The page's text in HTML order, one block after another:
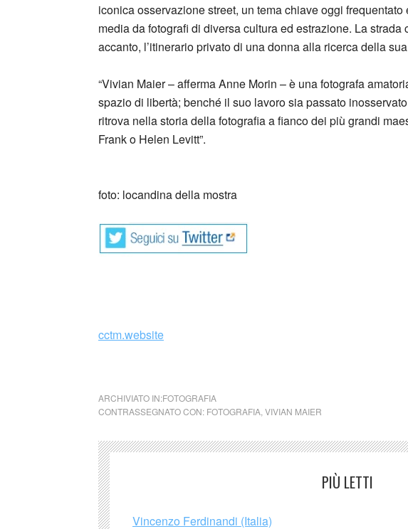
iconica osservazione street, un tema chiave oggi
media da fotografi di diversa cultura ed estrazione. La
accanto, l’itinerario privato di una donna alla ricerca della
“Vivian Maier – afferma Anne Morin – è una fotografa
spazio di libertà; benché il suo lavoro sia passato
ritrova nella storia della fotografia a fianco dei più grandi
Frank o Helen Levitt”.
foto: locandina della mostra
cctm.website
ARCHIVIATO IN:FOTOGRAFIA
CONTRASSEGNATO CON: FOTOGRAFIA VIVIAN MAIER
PIÙ LETTI
Vincenzo Ferdinandi (Italia)